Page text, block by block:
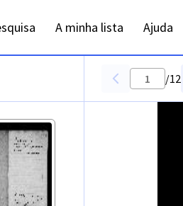
A minha lista Ajuda
/12